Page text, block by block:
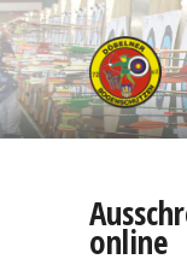
online